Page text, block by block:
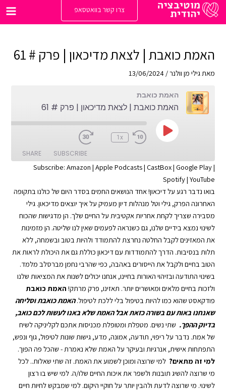
לתוכן
צרו קשר בוואטסאפ
האמת כואבת | לצאת מדיכאון | פרק # 61
מאתגילי מן וולנר/
13/06/2024
האמת כואבת
האמת כואבת | לצאת מדיכאון | פרק # 61
Play
Episode
1x
SUBSCRIBE
SHARE
Amazon
Spotify
YouTube
RSS FEED
SHARE
LINK
EMBED
Subscribe: Amazon | Apple Podcasts| CastBox| Google Play|
Spotify| YouTube
בואו נדבר רגע עלדיכאון! אחד הנושאים החמים בסדר היום של כולנו בתקופה
האחרונה הפרק, גילי וטל מנהלות דיון מעמיק על איך יוצאים מדיכאון. גילי
מסבירה שצריך לקחת אחריות אקטיבית על החיים שלך. הן מדגישות שהכוח
לשינוי נמצא בידיים שלנו, גם כשנראה לפעמים שאין לנו שליטה. הן מזמינות
את המאזינים לקבל החלטה נחרצת להתמודד ולהיות בטוב ובשמחה, ללא
תלות בנסיבות. הדרך להתמודדות עם דיכאון כוללת גם את היכולת לראות את
הטוב בחיים ולקבל את הייסורים באהבה, כפי שהרבי נחמן מברסלב מלמד.
בשינוי התודעה ובזיהוי האורות בחיינו, אנחנו יכולים לשנות את המציאות שלנו
ולזכות בחיים מלאים ומאושרים יותר. תאזינו, פרק מרתק! האמת כואבת
פודקאסט שהוא כמו להיות בטיפול בלי ללכתלטיפול.האמת כואבתוסליחה
שאנחנו באות עם בשורה כזאת אבל האמת שלא באנו לעשות לכם כואב,
בדיוק ההפך. שתי נשים. מטפלת ומטופלת מכניסות אתכם לקליניקה לשיח
של אמת. נדבר על ריפוי, תודעה,אמונה, מדע,גישות שונות לטיפול,גוף ונפש,
התפתחות אישית, אנרגיות ובעיקר על האמת שלא נאמרת - שהכל פה הפוך.
למי זה מתאים? למי שרוצה ומוכן לשמוע את האמת. זה שתי שאלות.. לכל
מי שרוצה להשיג תובנות ולשפר את איכות החיים שלו/ה. למי שיש בו רצון
לשינוי. מי שרוצה לדעת ולהבין יותר על חוקיי היקום. למי שמבקש לחיות חיים